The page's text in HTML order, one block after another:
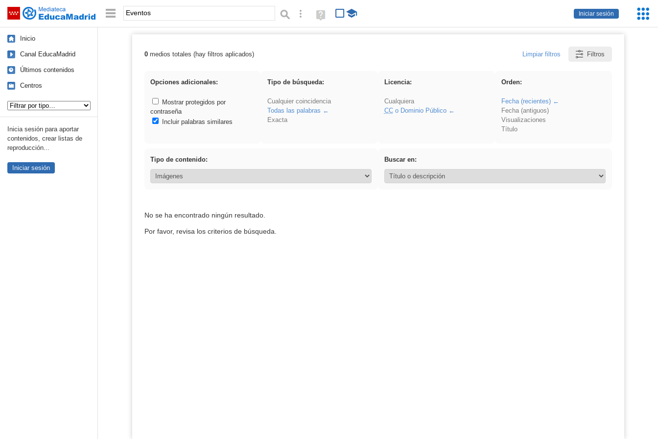
Saltar navegación
Iniciar sesión
Palabra o frase: Búsqueda avanzada
Ayuda
(en
Inicio
Canal EducaMadrid
Últimos contenidos
Centros
Inicia sesión para aportar
contenidos, crear listas de
reproducción...
Iniciar sesión
Resultados de: Eventos
0medios totales (hay filtros aplicados) Limpiar filtros Filtros
Opciones adicionales:
Mostrar protegidos por
contraseña
Incluir palabras similares
Tipo de búsqueda:
Cualquier coincidencia
Todas las palabras
Exacta
Licencia:
Cualquiera
CCo Dominio Público
Orden:
Fecha (recientes)
Fecha (antiguos)
Visualizaciones
Título
Tipo de contenido: Buscar en:
No se ha encontrado ningún resultado.
Por favor, revisa los criterios de búsqueda.